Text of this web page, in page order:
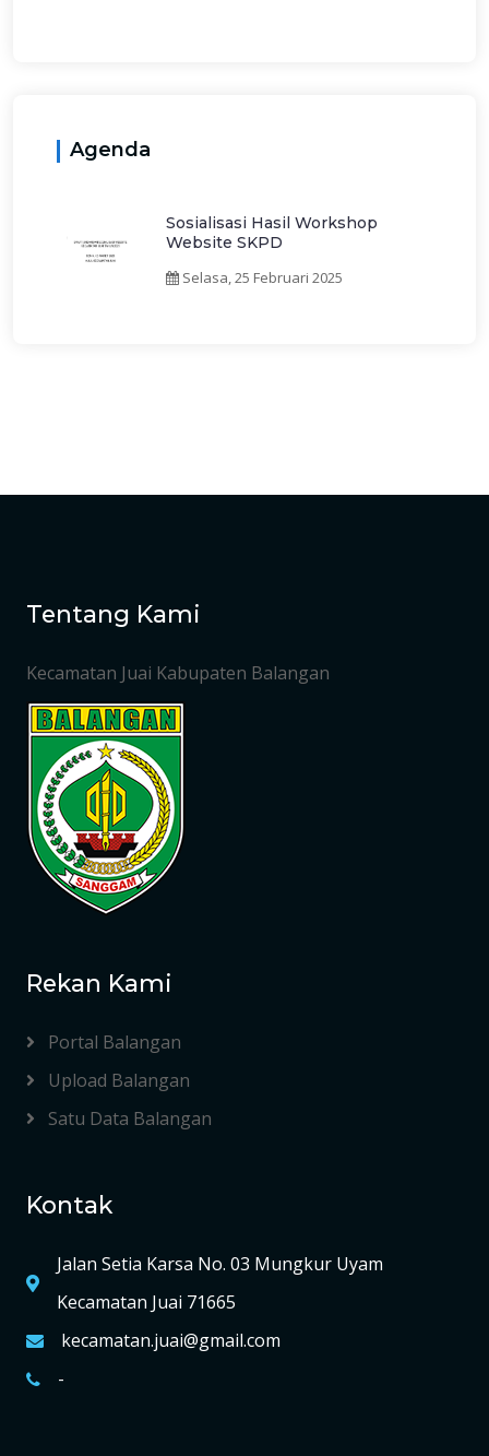
Agenda
Sosialisasi Hasil Workshop
Website SKPD
Selasa, 25 Februari 2025
Tentang Kami
Kecamatan Juai Kabupaten Balangan
Rekan Kami
Portal Balangan
Upload Balangan
Satu Data Balangan
Kontak
Jalan Setia Karsa No. 03 Mungkur Uyam
Kecamatan Juai 71665
kecamatan.juai@gmail.com
-